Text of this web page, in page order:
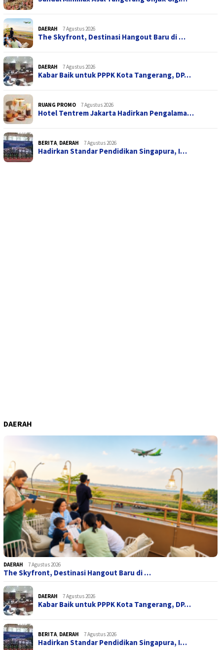
DAERAH 7 Agustus 2026
The Skyfront, Destinasi Hangout Baru di …
DAERAH 7 Agustus 2026
Kabar Baik untuk PPPK Kota Tangerang, DP…
RUANG PROMO 7 Agustus 2026
Hotel Tentrem Jakarta Hadirkan Pengalama…
BERITA, DAERAH 7 Agustus 2026
Hadirkan Standar Pendidikan Singapura, I…
DAERAH
DAERAH 7 Agustus 2026
The Skyfront, Destinasi Hangout Baru di …
DAERAH 7 Agustus 2026
Kabar Baik untuk PPPK Kota Tangerang, DP…
BERITA, DAERAH 7 Agustus 2026
Hadirkan Standar Pendidikan Singapura, I…